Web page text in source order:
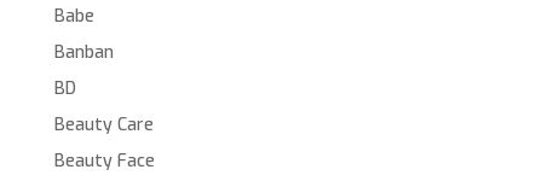
Babe
Banban
BD
Beauty Care
Beauty Face